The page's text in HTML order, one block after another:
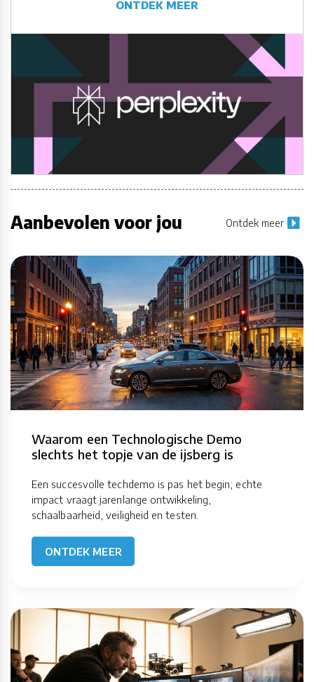
ONTDEK MEER
Aanbevolen voor jou Ontdek meer
Waarom een Technologische Demo
slechts het topje van de ijsberg is
Een succesvolle techdemo is pas het begin; echte
impact vraagt jarenlange ontwikkeling,
schaalbaarheid, veiligheid en testen.
ONTDEK MEER